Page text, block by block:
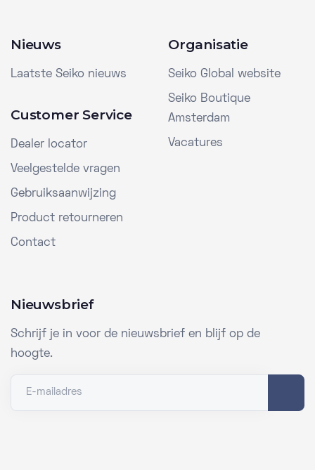
Nieuws
Laatste Seiko nieuws
Customer Service
Dealer locator
Veelgestelde vragen
Gebruiksaanwijzing
Product retourneren
Contact
Organisatie
Seiko Global website
Seiko Boutique
Amsterdam
Vacatures
Nieuwsbrief
Schrijf je in voor de nieuwsbrief en blijf op de
hoogte.
E-mailadres